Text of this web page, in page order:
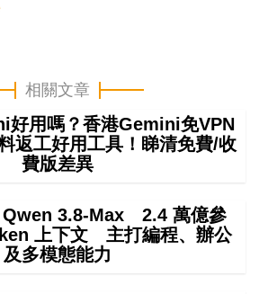
相關文章
用嗎？香港Gemini免VPN
返工好用工具！睇清免費/收
費版差異
Qwen 3.8-Max 2.4 萬億參
上下文 主打編程、辦公
及多模態能力